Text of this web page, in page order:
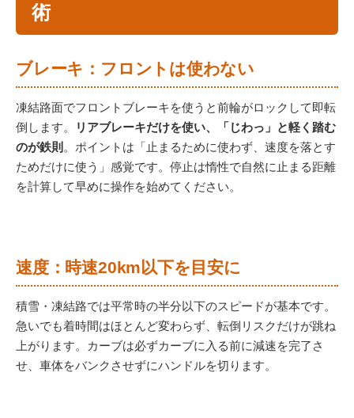
術
ブレーキ：フロントは使わない
凍結路面でフロントブレーキを使うと前輪がロックして即転
倒します。
リアブレーキだけを使い、「じわっ」と軽く踏む
のが鉄則 。ポイントは「止まるために使わず、速度を落とす
ためだけに使う」感覚です。停止は惰性で自然に止まる距離
を計算して早めに操作を始めてください。
速度：時速20km以下を目安に
積雪・凍結路では平常時の半分以下のスピードが基本です。
急いでも着時間はほとんど変わらず、転倒リスクだけが跳ね
上がります。カーブは必ずカーブに入る前に減速を完了さ
せ、車体をバンクさせずにハンドルを切ります。